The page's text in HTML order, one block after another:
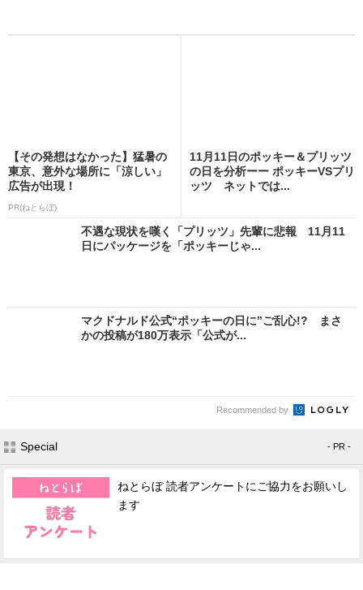
【その発想はなかった】猛暑の
東京、意外な場所に「涼しい」
広告が出現！
PR(ねとらぼ)
11月11日のポッキー＆プリッツ
の日を分析ーー ポッキーVSプリ
ッツ ネットでは...
不遇な現状を嘆く「プリッツ」先輩に悲報 11月11
日にパッケージを「ポッキーじゃ...
マクドナルド公式“ポッキーの日に”ご乱心!? まさ
かの投稿が180万表示「公式が...
Recommended by
Special - PR -
ねとらぼ 読者アンケートにご協力をお願いし
ます